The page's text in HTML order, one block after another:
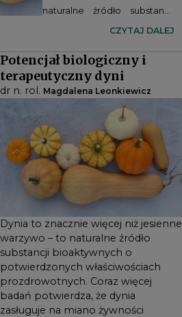
naturalne źródło substancji
bioaktywnych o
właściwościach
prozdrowotnych. Coraz
więcej badań potwierdza, że
dynia zasługuje na miano
żywności funkcjonalnej o
szerokim potencjale
terapeutycznym.
CZYTAJ DALEJ
Potencjał biologiczny i
terapeutyczny dyni
dr n. rol. Magdalena Leonkiewicz
Dynia to znacznie więcej niż jesienne
warzywo – to naturalne źródło
substancji bioaktywnych o
potwierdzonych właściwościach
prozdrowotnych. Coraz więcej
badań potwierdza, że dynia
zasługuje na miano żywności